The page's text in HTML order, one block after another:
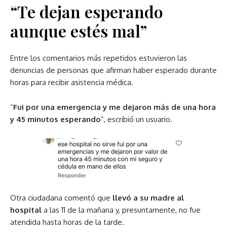
“Te dejan esperando
aunque estés mal”
Entre los comentarios más repetidos estuvieron las
denuncias de personas que afirman haber esperado durante
horas para recibir asistencia médica.
“Fui por una emergencia y me dejaron más de una hora
y 45 minutos esperando”, escribió un usuario.
Otra ciudadana comentó que llevó a su madre al
hospital a las 11 de la mañana y, presuntamente, no fue
atendida hasta horas de la tarde.